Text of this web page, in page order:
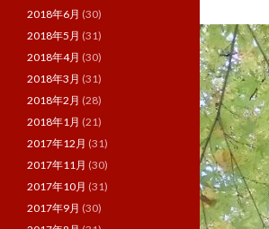
2018年6月 (30)
2018年5月 (31)
2018年4月 (30)
2018年3月 (31)
2018年2月 (28)
2018年1月 (21)
2017年12月 (31)
2017年11月 (30)
2017年10月 (31)
2017年9月 (30)